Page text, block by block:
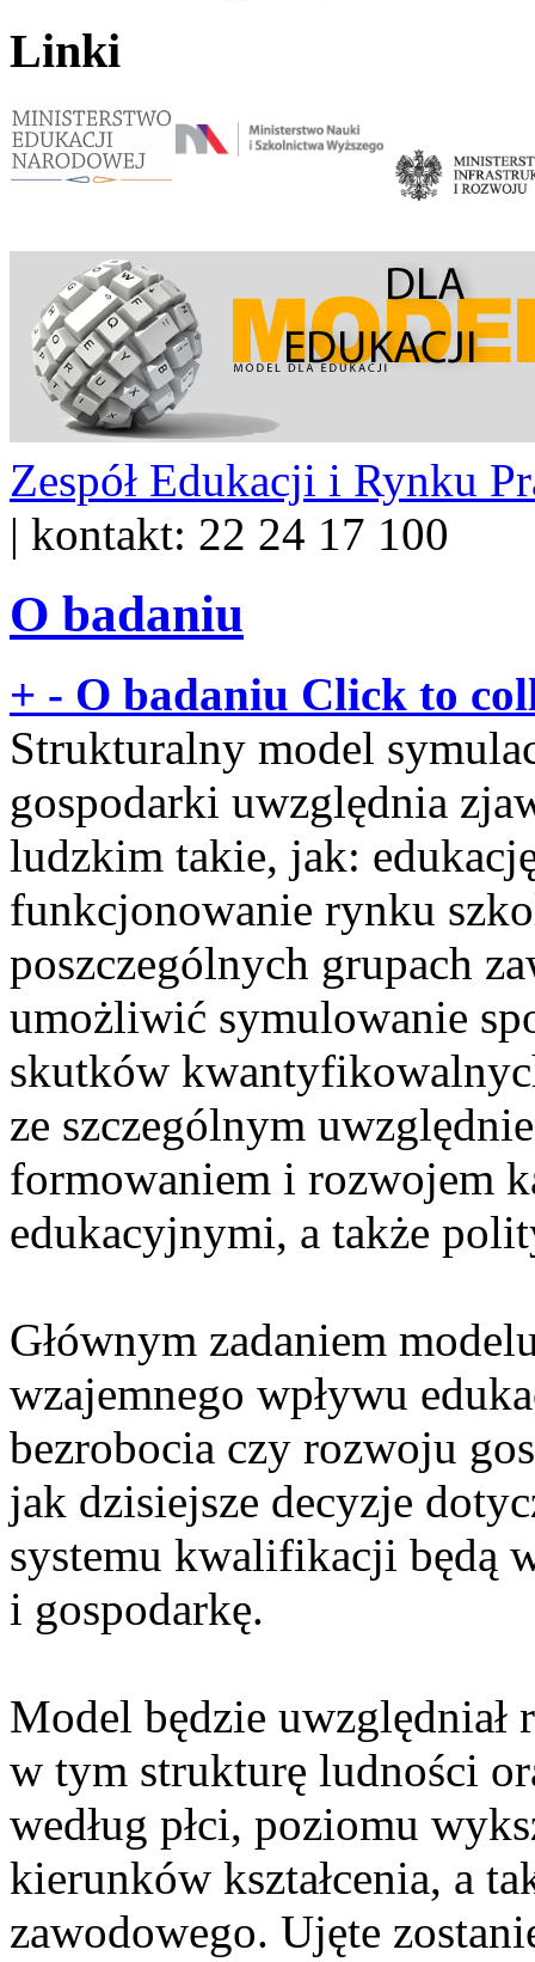
Linki
Zespół Edukacji i Rynku
| kontakt: 22 24 17 100
O badaniu
+ - O badaniu Click to
Strukturalny model
gospodarki uwzględnia
ludzkim takie, jak:
funkcjonowanie rynku
poszczególnych grupach
umożliwić symulowanie
skutków
ze szczególnym
formowaniem i rozwojem
edukacyjnymi, a także
Głównym zadaniem
wzajemnego wpływu
bezrobocia czy rozwoju
jak dzisiejsze decyzje
systemu kwalifikacji będą
i gospodarkę.
Model będzie uwzględniał
w tym strukturę ludności
według płci, poziomu
kierunków kształcenia, a
zawodowego. Ujęte